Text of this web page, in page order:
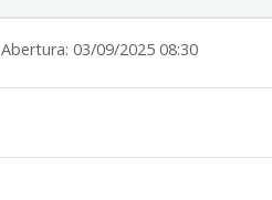
Abertura: 03/09/2025 08:30